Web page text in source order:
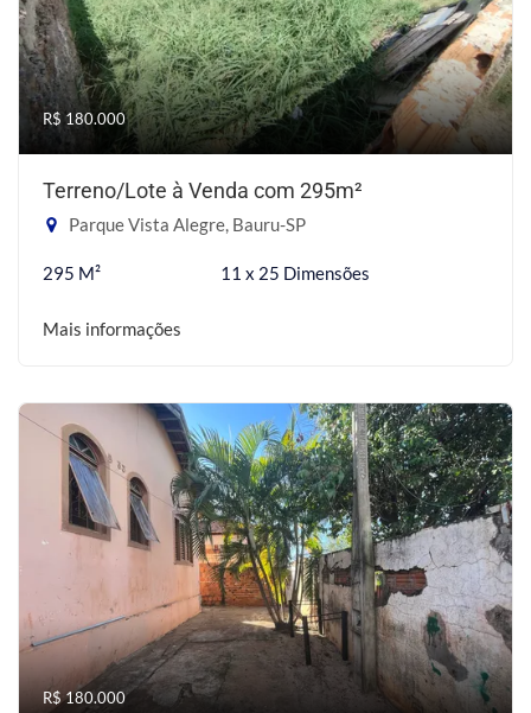
R$ 180.000
Terreno/Lote à Venda com 295m²
Parque Vista Alegre, Bauru-SP
295 M² 11 x 25 Dimensões
Mais informações
R$ 180.000